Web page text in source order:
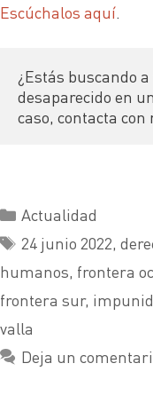
Escúchalos aquí.
¿Estás buscando
desaparecido en
caso, contacta con
Actualidad
24 junio 2022,
humanos, frontera
frontera sur,
valla
Deja un